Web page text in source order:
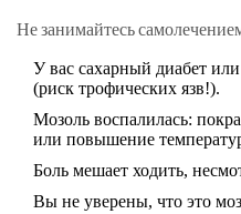
Не занимайтесь
У вас сахарный диабет
(риск трофических язв!).
Мозоль воспалилась:
или повышение
Боль мешает ходить,
Вы не уверены, что это